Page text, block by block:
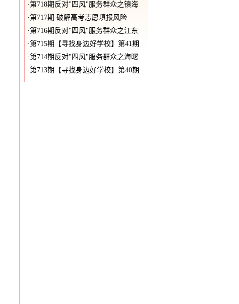
·第718期反对"四风"服务群众之镇海
·第717期 破解高考志愿填报风险
·第716期反对"四风"服务群众之江东
·第715期【寻找身边好学校】第41期
·第714期反对"四风"服务群众之海曙
·第713期【寻找身边好学校】第40期